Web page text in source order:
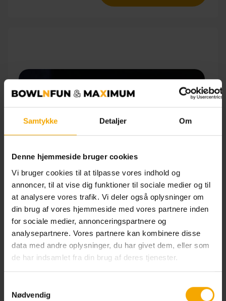
Samtykke Detaljer Om
Denne hjemmeside bruger cookies
Vi bruger cookies til at tilpasse vores indhold og
annoncer, til at vise dig funktioner til sociale medier og til
at analysere vores trafik. Vi deler også oplysninger om
din brug af vores hjemmeside med vores partnere inden
for sociale medier, annonceringspartnere og
analysepartnere. Vores partnere kan kombinere disse
data med andre oplysninger, du har givet dem, eller som
de har indsamlet fra din brug af deres tjenester.
Nødvendig
Escape Room – for de modige
Findes i:Haderslev, Kolding, Næstved, Odense, Skive,
Svendborg, Sønderborg, Vejle, Viborg, Aalborg
Se mere
Læs mere her
Læs mere